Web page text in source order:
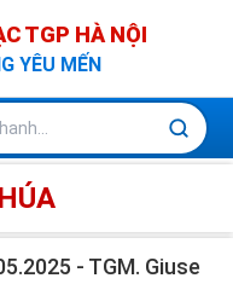
TGP HÀ NỘI
YÊU MẾN
- TGM. Giuse